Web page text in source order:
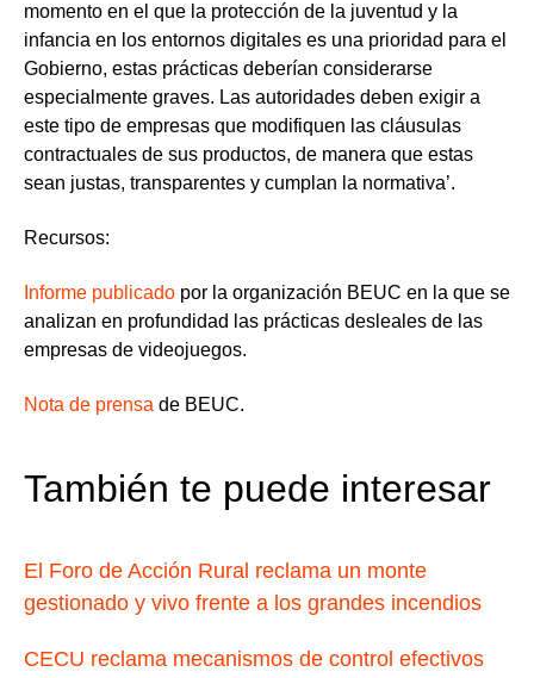
momento en el que la protección de la juventud y la
infancia en los entornos digitales es una prioridad para el
Gobierno, estas prácticas deberían considerarse
especialmente graves. Las autoridades deben exigir a
este tipo de empresas que modifiquen las cláusulas
contractuales de sus productos, de manera que estas
sean justas, transparentes y cumplan la normativa’.
Recursos:
Informe publicado por la organización BEUC en la que se
analizan en profundidad las prácticas desleales de las
empresas de videojuegos.
Nota de prensa de BEUC.
También te puede interesar
El Foro de Acción Rural reclama un monte
gestionado y vivo frente a los grandes incendios
CECU reclama mecanismos de control efectivos